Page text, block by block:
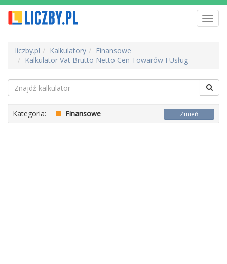
liczby.pl Kalkulatory
Finansowe
Kalkulator Vat Brutto Netto Cen Towarów I Usług
Kategoria: Finansowe Zmień